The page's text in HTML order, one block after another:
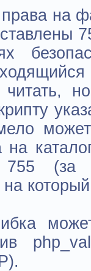
права на
читать,
(за